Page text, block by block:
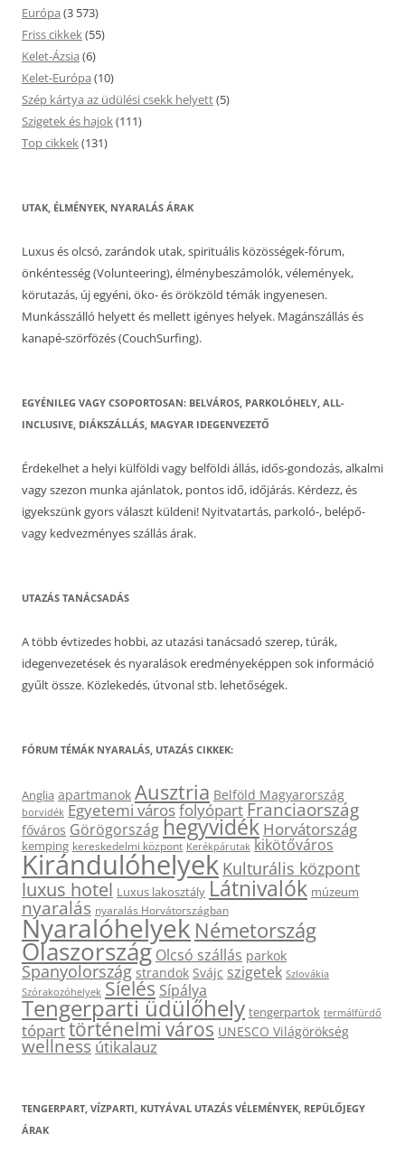
Európa (3 573)
Friss cikkek(55)
Kelet-Ázsia (6)
Kelet-Európa (10)
Szép kártya az üdülési csekk helyett(5)
Szigetek és hajok(111)
Top cikkek(131)
UTAK, ÉLMÉNYEK, NYARALÁS ÁRAK
Luxus és olcsó, zarándok utak, spirituális közösségek-fórum,
önkéntesség (Volunteering), élménybeszámolók, vélemények,
körutazás, új egyéni, öko- és örökzöld témák ingyenesen.
Munkásszálló helyett és mellett igényes helyek. Magánszállás és
kanapé-szörfözés (CouchSurfing).
EGYÉNILEG VAGY CSOPORTOSAN: BELVÁROS, PARKOLÓHELY, ALL-
INCLUSIVE, DIÁKSZÁLLÁS, MAGYAR IDEGENVEZETŐ
Érdekelhet a helyi külföldi vagy belföldi állás, idős-gondozás, alkalmi
vagy szezon munka ajánlatok, pontos idő, időjárás. Kérdezz, és
igyekszünk gyors választ küldeni! Nyitvatartás, parkoló-, belépő-
vagy kedvezményes szállás árak.
UTAZÁS TANÁCSADÁS
A több évtizedes hobbi, az utazási tanácsadó szerep, túrák,
idegenvezetések és nyaralások eredményeképpen sok információ
gyűlt össze. Közlekedés, útvonal stb. lehetőségek.
FÓRUM TÉMÁK NYARALÁS, UTAZÁS CIKKEK:
Anglia apartmanok Ausztria Belföld Magyarország
borvidék Egyetemi városfolyópartFranciaország
főváros Görögországhegyvidék Horvátország
kemping kereskedelmi központ Kerékpárutak kikötőváros
Kirándulóhelyek Kulturális központ
luxus hotel Luxus lakosztály Látnivalók múzeum
nyaralás nyaralás Horvátországban
Nyaralóhelyek Németország
Olaszország Olcsó szállás parkok
Spanyolország strandok Svájc szigetek Szlovákia
Szórakozóhelyek Síelés Sípálya
Tengerparti üdülőhely tengerpartok termálfürdő
tóparttörténelmi város UNESCO Világörökség
wellnessútikalauz
TENGERPART, VÍZPARTI, KUTYÁVAL UTAZÁS VÉLEMÉNYEK, REPÜLŐJEGY
ÁRAK